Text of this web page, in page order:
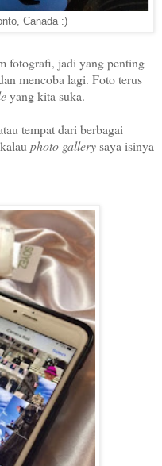
Canada :)
fotografi, jadi yang penting
mencoba lagi. Foto terus
yang kita suka.
tempat dari berbagai
photo gallerysaya isinya